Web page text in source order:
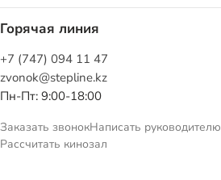
Горячая линия
+7 (747) 094 11 47
zvonok@stepline.kz
Пн-Пт: 9:00-18:00
Заказать звонокНаписать руководителю
Рассчитать кинозал